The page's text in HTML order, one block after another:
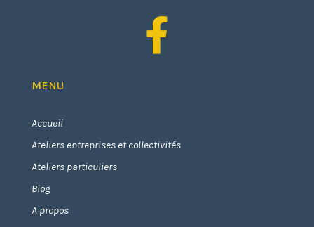

MENU
Accueil
Ateliers entreprises et collectivités
Ateliers particuliers
Blog
A propos